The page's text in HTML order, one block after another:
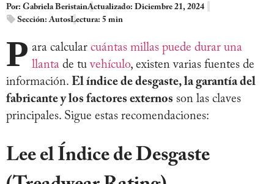
Por: Gabriela BeristainActualizado: Diciembre 21, 2024
Sección:AutosLectura: 5 min
P ara calcular cuántas millas puede durar una
llanta de tuvehículo, existen varias fuentes de
información. El índice de desgaste, la garantía del
fabricante y los factores externos son las claves
principales. Sigue estas recomendaciones:
Lee el Índice de Desgaste